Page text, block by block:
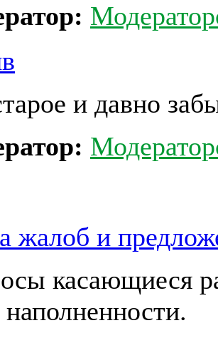
и давно
жалоб и
каcающиеся
наполненности.